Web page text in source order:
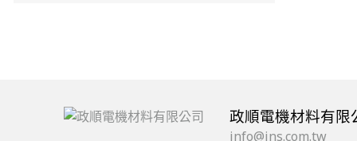
政順電機材料有限
info@jns.com.tw